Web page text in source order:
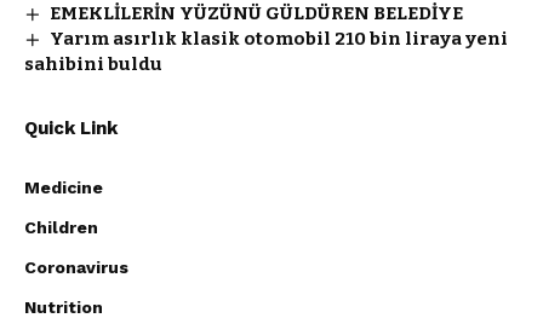
EMEKLİLERİN YÜZÜNÜ GÜLDÜREN BELEDİYE
Yarım asırlık klasik otomobil 210 bin liraya yeni
sahibini buldu
Quick Link
Medicine
Children
Coronavirus
Nutrition